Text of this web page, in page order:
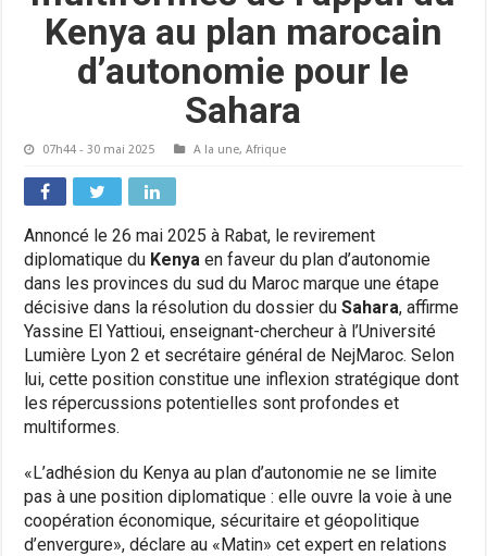
Kenya au plan marocain
d’autonomie pour le
Sahara
07h44 - 30 mai 2025 A la une,Afrique
Annoncé le 26 mai 2025 à Rabat, le revirement
diplomatique du Kenyaen faveur du plan d’autonomie
dans les provinces du sud du Maroc marque une étape
décisive dans la résolution du dossier duSahara, affirme
Yassine El Yattioui, enseignant-chercheur à l’Université
Lumière Lyon 2 et secrétaire général de NejMaroc. Selon
lui, cette position constitue une inflexion stratégique dont
les répercussions potentielles sont profondes et
multiformes.
«L’adhésion du Kenya au plan d’autonomie ne se limite
pas à une position diplomatique : elle ouvre la voie à une
coopération économique, sécuritaire et géopolitique
d’envergure», déclare au «Matin» cet expert en relations